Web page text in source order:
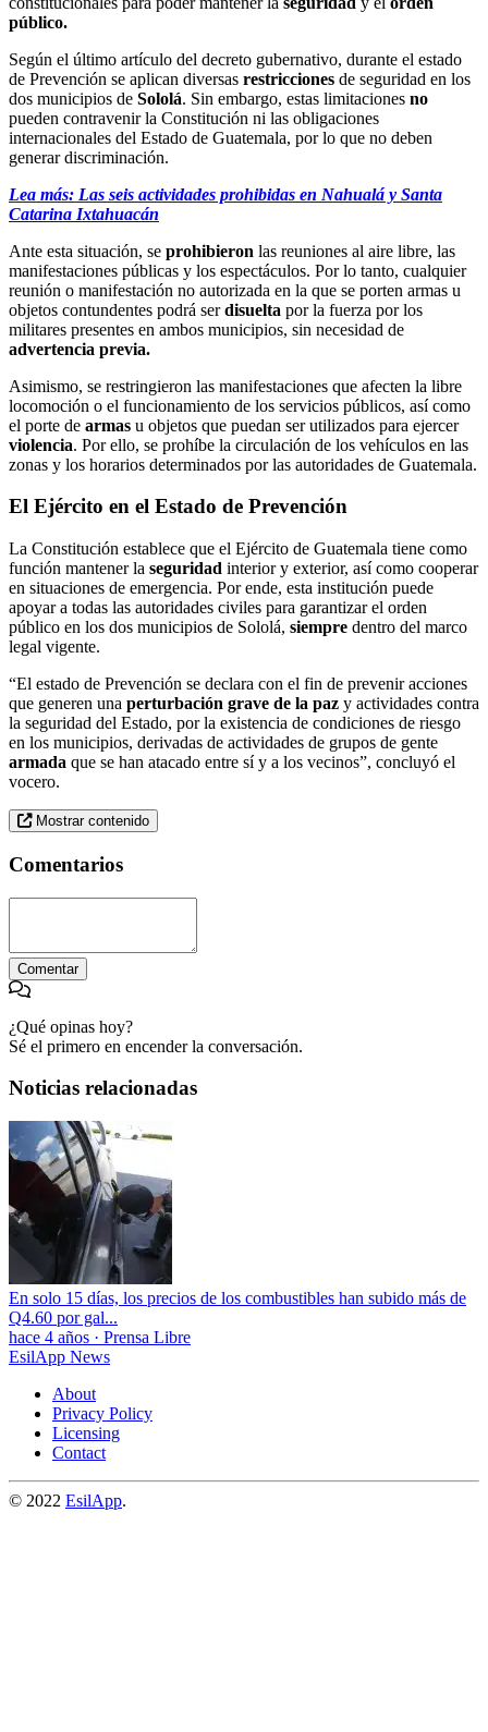
público.
Según el último artículo del decreto gubernativo, durante el estado
de Prevención se aplican diversas restricciones de seguridad en los
dos municipios de Sololá. Sin embargo, estas limitaciones no
pueden contravenir la Constitución ni las obligaciones
internacionales del Estado de Guatemala, por lo que no deben
generar discriminación.
Lea más: Las seis actividades prohibidas en Nahualá y Santa
Catarina Ixtahuacán
Ante esta situación, se prohibieron las reuniones al aire libre, las
manifestaciones públicas y los espectáculos. Por lo tanto, cualquier
reunión o manifestación no autorizada en la que se porten armas u
objetos contundentes podrá serdisuelta por la fuerza por los
militares presentes en ambos municipios, sin necesidad de
advertencia previa.
Asimismo, se restringieron las manifestaciones que afecten la libre
locomoción o el funcionamiento de los servicios públicos, así como
el porte de armas u objetos que puedan ser utilizados para ejercer
violencia. Por ello, se prohíbe la circulación de los vehículos en las
zonas y los horarios determinados por las autoridades de Guatemala.
El Ejército en el Estado de Prevención
La Constitución establece que el Ejército de Guatemala tiene como
función mantener la seguridad interior y exterior, así como cooperar
en situaciones de emergencia. Por ende, esta institución puede
apoyar a todas las autoridades civiles para garantizar el orden
público en los dos municipios de Sololá, siempre dentro del marco
legal vigente.
“El estado de Prevención se declara con el fin de prevenir acciones
que generen una perturbación grave de la paz y actividades contra
la seguridad del Estado, por la existencia de condiciones de riesgo
en los municipios, derivadas de actividades de grupos de gente
armada que se han atacado entre sí y a los vecinos”, concluyó el
vocero.
Mostrar contenido
Comentarios
Comentar
¿Qué opinas hoy?
Sé el primero en encender la conversación.
Noticias relacionadas
En solo 15 días, los precios de los combustibles han subido más de
Q4.60 por gal...
hace 4 años · Prensa Libre
EsilApp News
About
Privacy Policy
Licensing
Contact
© 2022 EsilApp.